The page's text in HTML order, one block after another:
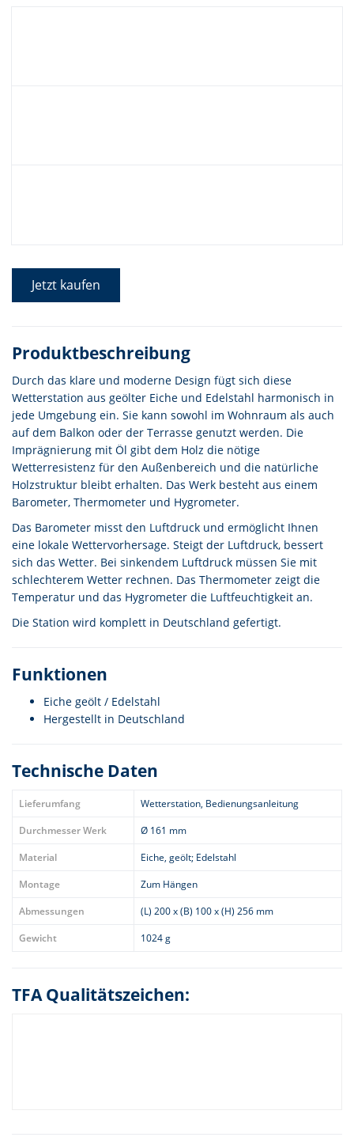
Jetzt kaufen
Produktbeschreibung
Durch das klare und moderne Design fügt sich diese
Wetterstation aus geölter Eiche und Edelstahl harmonisch in
jede Umgebung ein. Sie kann sowohl im Wohnraum als auch
auf dem Balkon oder der Terrasse genutzt werden. Die
Imprägnierung mit Öl gibt dem Holz die nötige
Wetterresistenz für den Außenbereich und die natürliche
Holzstruktur bleibt erhalten. Das Werk besteht aus einem
Barometer, Thermometer und Hygrometer.
Das Barometer misst den Luftdruck und ermöglicht Ihnen
eine lokale Wettervorhersage. Steigt der Luftdruck, bessert
sich das Wetter. Bei sinkendem Luftdruck müssen Sie mit
schlechterem Wetter rechnen. Das Thermometer zeigt die
Temperatur und das Hygrometer die Luftfeuchtigkeit an.
Die Station wird komplett in Deutschland gefertigt.
Funktionen
Eiche geölt / Edelstahl
Hergestellt in Deutschland
Technische Daten
Lieferumfang
Wetterstation, Bedienungsanleitung
Durchmesser Werk
Ø 161 mm
Material
Eiche, geölt; Edelstahl
Montage
Zum Hängen
Abmessungen
(L) 200 x (B) 100 x (H) 256 mm
Gewicht
1024 g
TFA Qualitätszeichen: